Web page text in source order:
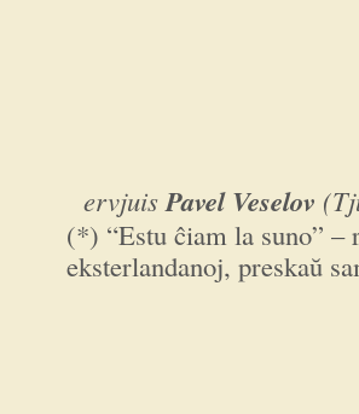
ervjuisPavel Veselov
(*) “Estu ĉiam la suno” –
eksterlandanoj, preskaŭ